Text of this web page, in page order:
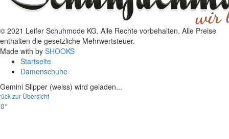
© 2021 Leifer Schuhmode KG. Alle Rechte vorbehalten. Alle Preise
enthalten die gesetzliche Mehrwertsteuer.
Made with by SHOOKS
Startseite
Damenschuhe
Gemini Slipper (weiss) wird geladen...
zur Übersicht